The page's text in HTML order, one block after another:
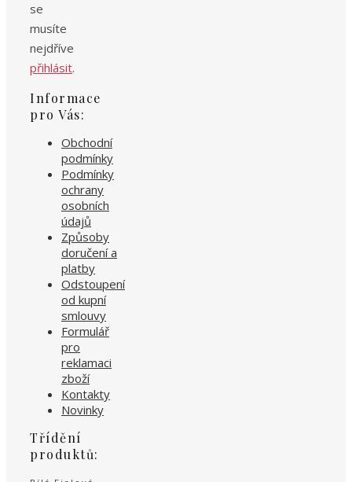
se
musíte
nejdříve
přihlásit.
Informace
pro Vás:
Obchodní
podmínky
Podmínky
ochrany
osobních
údajů
Způsoby
doručení a
platby
Odstoupení
od kupní
smlouvy
Formulář
pro
reklamaci
zboží
Kontakty
Novinky
Třídění
produktů: